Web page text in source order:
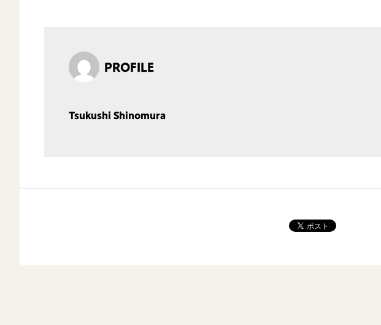
PROFILE
Tsukushi Shinomura